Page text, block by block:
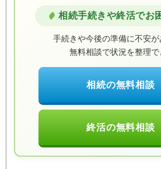
相続手続きや終活でお
手続きや今後の準備に不安が
無料相談で状況を整理で
相続の無料相談
終活の無料相談